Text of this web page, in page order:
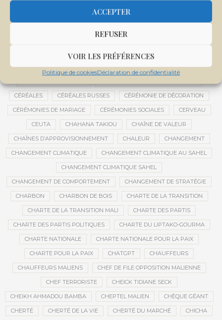
ACCEPTER
REFUSER
VOIR LES PRÉFÉRENCES
Politique de cookiesDéclaration de confidentialité
CENTRE D'INTELLIGENCE ARTIFICIELLE
CENTRE DE SANTÉ COMMUNAUTAIRE CENTRE DU MALI
CENTRE INTERNATIONAL DE CONFÉRENCES DE BAMAKO
CENTRE MALI
CENTRE NATIONAL DES EXAMENS ET CONCOURS DE L’ÉDUCATION
CÉRÉALES CÉRÉALES RUSSES CÉRÉMONIE DE DÉCORATION
CÉRÉMONIES DE MARIAGE CÉRÉMONIES SOCIALES CERVEAU
CEUTA CHAHANA TAKIOU CHAÎNE DE VALEUR
CHAÎNES D’APPROVISIONNEMENT CHALEUR CHANGEMENT
CHANGEMENT CLIMATIQUE CHANGEMENT CLIMATIQUE AU SAHEL
CHANGEMENT CLIMATIQUE SAHEL
CHANGEMENT DE COMPORTEMENT CHANGEMENT DE STRATÉGIE
CHARBON CHARBON DE BOIS CHARTE DE LA TRANSITION
CHARTE DE LA TRANSITION MALI CHARTE DES PARTIS
CHARTE DES PARTIS POLITIQUES CHARTE DU LIPTAKO-GOURMA
CHARTE NATIONALE CHARTE NATIONALE POUR LA PAIX
CHARTE POUR LA PAIX CHATGPT CHAUFFEURS
CHAUFFEURS MALIENS CHEF DE FILE OPPOSITION MALIENNE
CHEF TERRORISTE CHEICK TIDIANE SECK
CHEIKH AHMADOU BAMBA CHEPTEL MALIEN CHÈQUE GÉANT
CHERTÉ CHERTÉ DE LA VIE CHERTÉ DU MARCHÉ CHICHA